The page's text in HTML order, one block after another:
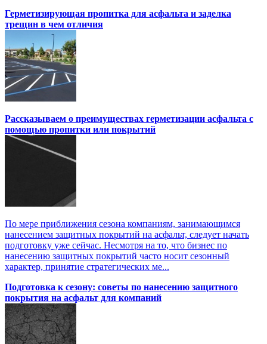
Герметизирующая пропитка для асфальта и заделка
трещин в чем отличия
Рассказываем о преимуществах герметизации асфальта с
помощью пропитки или покрытий
По мере приближения сезона компаниям, занимающимся
нанесением защитных покрытий на асфальт, следует начать
подготовку уже сейчас. Несмотря на то, что бизнес по
нанесению защитных покрытий часто носит сезонный
характер, принятие стратегических ме...
Подготовка к сезону: советы по нанесению защитного
покрытия на асфальт для компаний